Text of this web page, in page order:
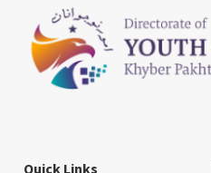
Quick Links